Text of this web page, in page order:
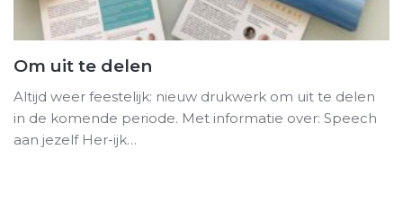
Om uit te delen
Altijd weer feestelijk: nieuw drukwerk om uit te delen
in de komende periode. Met informatie over: Speech
aan jezelf Her-ijk…